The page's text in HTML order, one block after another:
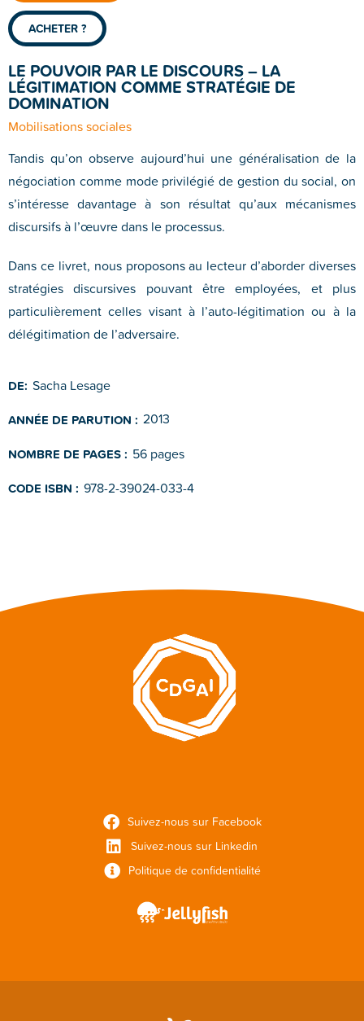
ACHETER ?
LE POUVOIR PAR LE DISCOURS – LA
LÉGITIMATION COMME STRATÉGIE DE
DOMINATION
Mobilisations sociales
Tandis qu’on observe aujourd’hui une généralisation de la
négociation comme mode privilégié de gestion du social, on
s’intéresse davantage à son résultat qu’aux mécanismes
discursifs à l’œuvre dans le processus.
Dans ce livret, nous proposons au lecteur d’aborder diverses
stratégies discursives pouvant être employées, et plus
particulièrement celles visant à l’auto-légitimation ou à la
délégitimation de l’adversaire.
DE: Sacha Lesage
ANNÉE DE PARUTION : 2013
NOMBRE DE PAGES : 56 pages
CODE ISBN : 978-2-39024-033-4
Suivez-nous sur Facebook
Suivez-nous sur Linkedin
Politique de confidentialité